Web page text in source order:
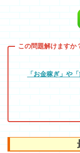
「お金稼ぎ」や